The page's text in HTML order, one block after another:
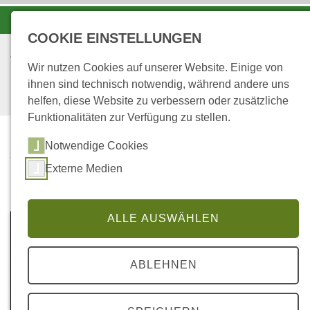
STARTSEITE
...
MEDIATHEK
© AdobeStock 39054905 by-studio
COOKIE EINSTELLUNGEN
Wir nutzen Cookies auf unserer Website. Einige von
ihnen sind technisch notwendig, während andere uns
helfen, diese Website zu verbessern oder zusätzliche
Funktionalitäten zur Verfügung zu stellen.
Notwendige Cookies
Externe Medien
ALLE AUSWÄHLEN
ABLEHNEN